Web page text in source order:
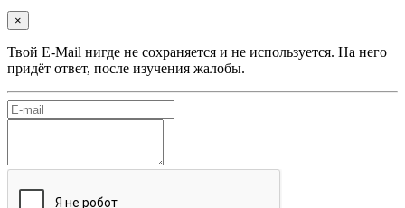
×
Твой E-Mail нигде не сохраняется и не используется. На него
придёт ответ, после изучения жалобы.